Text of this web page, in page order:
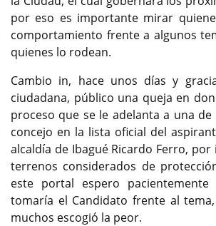
por eso es importante mirar
comportamiento frente a algunos
quienes lo rodean.
Cambio in, hace unos días y
ciudadana, público una queja en
proceso que se le adelanta a una
concejo en la lista oficial del
alcaldía de Ibagué Ricardo Ferro, por
terrenos considerados de
este portal espero
tomaría el Candidato frente al
muchos escogió la peor.